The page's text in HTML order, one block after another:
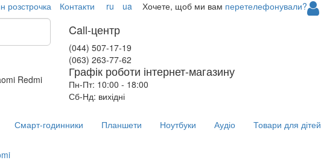
розстрочка Контакти ru ua Хочете, щоб ми вам перетелефонували?
Redmi
Call-центр
(044) 507-17-19
(063) 263-77-62
Графік роботи інтернет-магазину
Пн-Пт: 10:00 - 18:00
Сб-Нд: вихідні
Смарт-годинники Планшети Ноутбуки Аудіо Товари для дітей